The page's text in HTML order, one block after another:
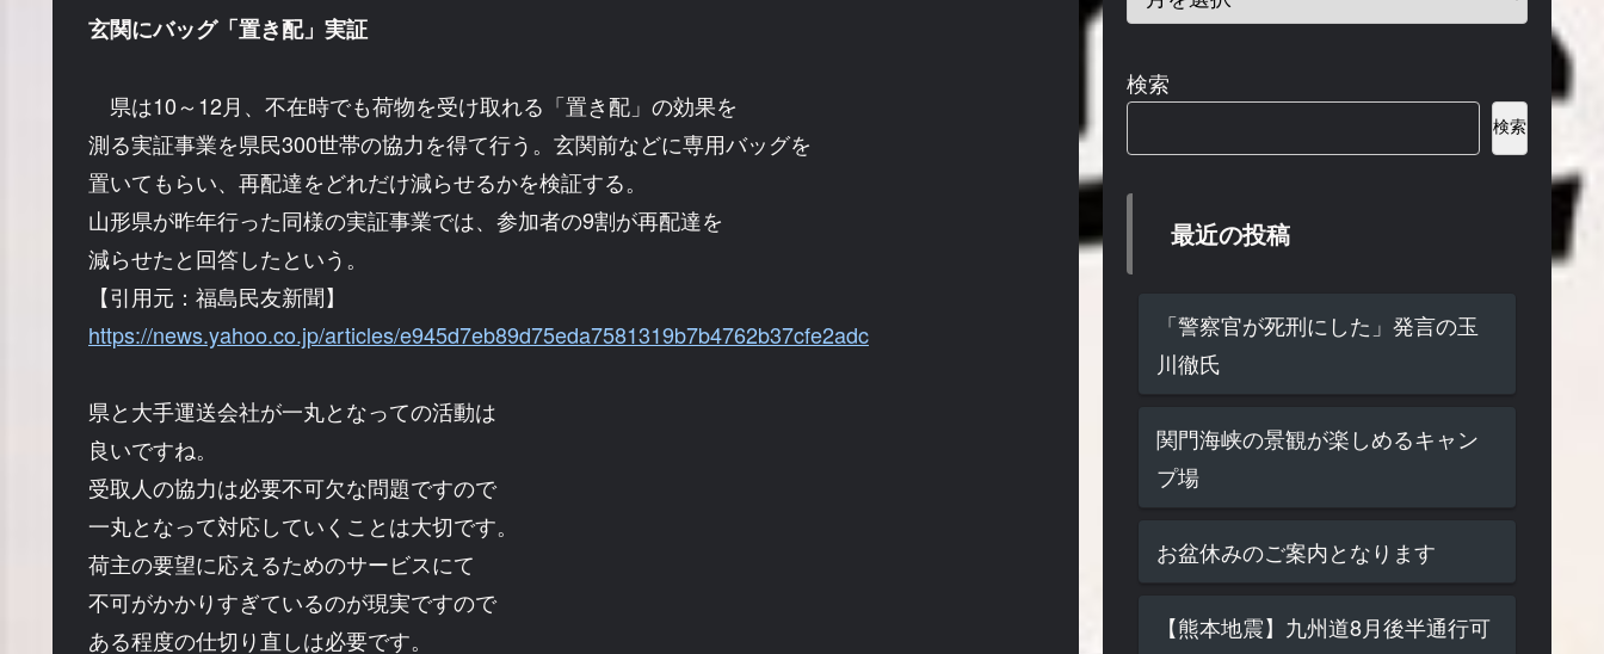
玄関にバッグ「置き配」実証
県は10～12月、不在時でも荷物を受け取れる「置き配」の効果を
測る実証事業を県民300世帯の協力を得て行う。玄関前などに専用バッグを
置いてもらい、再配達をどれだけ減らせるかを検証する。
山形県が昨年行った同様の実証事業では、参加者の9割が再配達を
減らせたと回答したという。
【引用元：福島民友新聞】
https://news.yahoo.co.jp/articles/e945d7eb89d75eda7581319b7b4762b37cfe2adc
県と大手運送会社が一丸となっての活動は
良いですね。
受取人の協力は必要不可欠な問題ですので
一丸となって対応していくことは大切です。
荷主の要望に応えるためのサービスにて
不可がかかりすぎているのが現実ですので
ある程度の仕切り直しは必要です。
検索
検索
最近の投稿
「警察官が死刑にした」発言の玉
川徹氏
関門海峡の景観が楽しめるキャン
プ場
お盆休みのご案内となります
【熊本地震】九州道8月後半通行可